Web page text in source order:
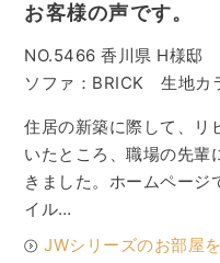
お客様の声です。
NO.5466 香川県 H様邸
ソファ：BRICK 生地カ
住居の新築に際して、リ
いたところ、職場の先輩
きました。ホームページ
イル…
JWシリーズのお部屋